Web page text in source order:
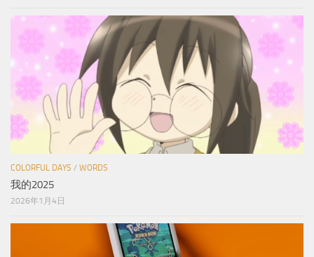
COLORFUL DAYS / WORDS
我的2025
2026年1月4日